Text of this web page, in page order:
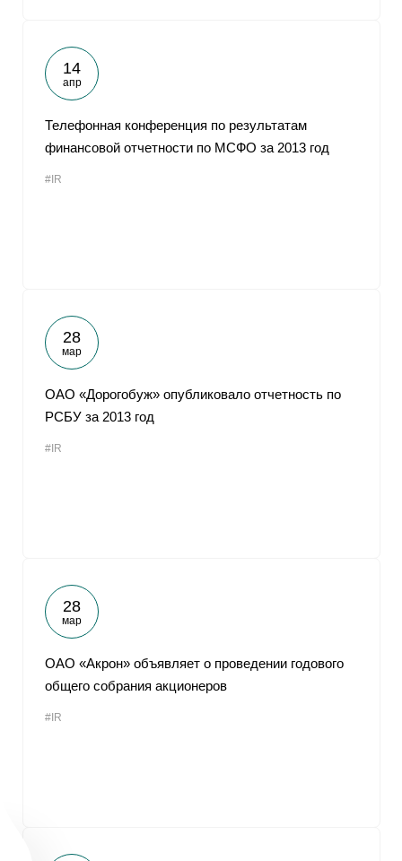
14
апр
Телефонная конференция по результатам
финансовой отчетности по МСФО за 2013 год
#IR
28
мар
ОАО «Дорогобуж» опубликовало отчетность по
РСБУ за 2013 год
#IR
28
мар
ОАО «Акрон» объявляет о проведении годового
общего собрания акционеров
#IR